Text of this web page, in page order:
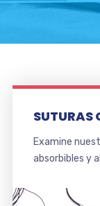
SUTURAS
Examine
absorbibles y